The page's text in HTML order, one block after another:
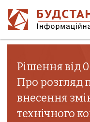
Рішення від
Про розгляд
внесення
технічного